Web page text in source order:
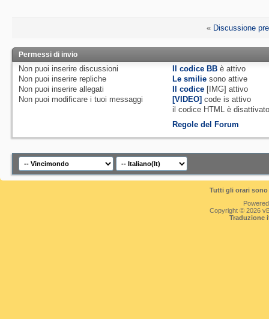
« Discussione
Permessi di invio
Non puoi inserire discussioni
Non puoi inserire repliche
Non puoi inserire allegati
Non puoi modificare i tuoi messaggi
Il codice BB èattivo
Le smilie sono attive
Il codice [IMG]attivo
[VIDEO] code isattivo
il codice HTML è
Regole del Forum
Tutti gli orari
Copyright © 2026
Traduzione